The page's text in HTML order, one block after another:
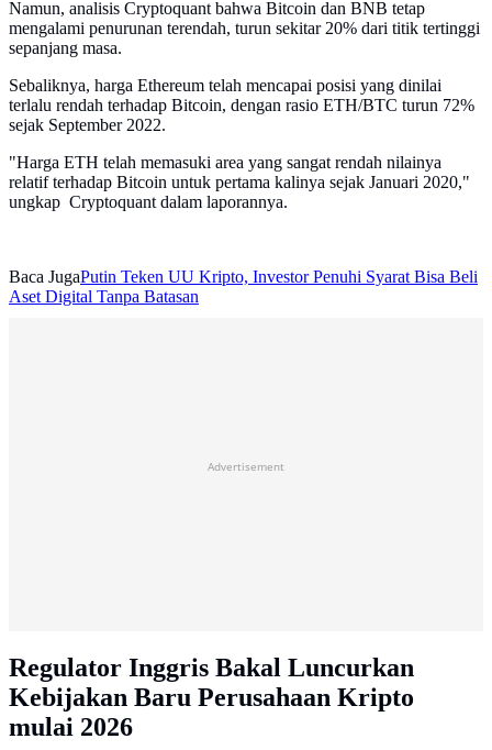
Namun, analisis Cryptoquant bahwa Bitcoin dan BNB tetap
mengalami penurunan terendah, turun sekitar 20% dari titik tertinggi
sepanjang masa.
Sebaliknya, harga Ethereum telah mencapai posisi yang dinilai
terlalu rendah terhadap Bitcoin, dengan rasio ETH/BTC turun 72%
sejak September 2022.
"Harga ETH telah memasuki area yang sangat rendah nilainya
relatif terhadap Bitcoin untuk pertama kalinya sejak Januari 2020,"
ungkap Cryptoquant dalam laporannya.
Baca JugaPutin Teken UU Kripto, Investor Penuhi Syarat Bisa Beli
Aset Digital Tanpa Batasan
Advertisement
Regulator Inggris Bakal Luncurkan
Kebijakan Baru Perusahaan Kripto
mulai 2026